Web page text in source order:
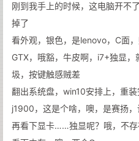
刚到我手上的时候，这电脑开不
掉了
看外观，银色，是lenovo，C面
GTX，哦豁，牛皮啊，i7+独显
圾，按键触感贼差
翻出系统盘，win10安排上，重
j1900，这是个啥，噢，是赛扬，
再看下显卡……独显呢？哦，不存